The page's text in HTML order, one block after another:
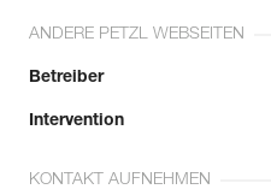
ANDERE PETZL WEBSEITEN
Betreiber
Intervention
KONTAKT AUFNEHMEN